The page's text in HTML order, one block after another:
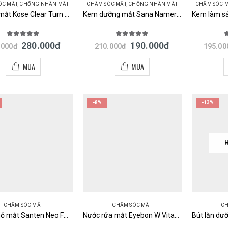
MẮT, CHỐNG NHĂN MẮT
out of 5
đ 280.000đ
MUA
CHĂM SÓC MẮT, CHỐNG NHĂN MẮT
Kem dưỡng mắt Sana Nameraka Soymilk Wrinkle Eye Cream Nhật
out of 5
210.000đ 190.000đ
MUA
CHĂM SÓC
CHĂM SÓC MẮT
-8%
CHĂM SÓC MẮT
-13%